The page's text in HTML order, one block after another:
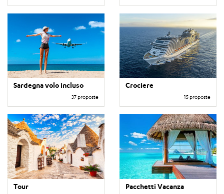
Sardegna volo incluso
37 proposte
Crociere
15 proposte
Tour Pacchetti Vacanza